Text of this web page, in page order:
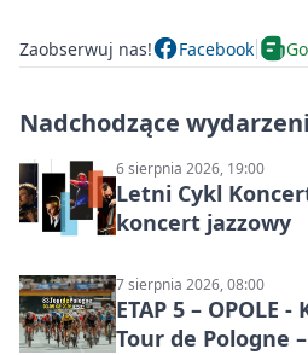
Zaobserwuj nas! Facebook
Nadchodzące
6 sierpnia 2026, 19:00
Letni Cykl
koncert jazzowy
7 sierpnia 2026, 08:00
ETAP 5 – OPOLE -
Tour de Pologne